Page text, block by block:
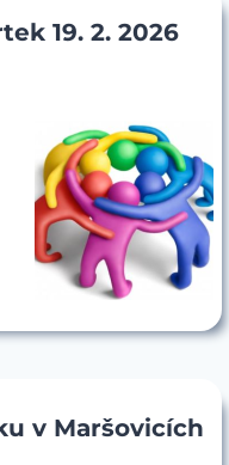
19. 2. 2026
v Maršovicích